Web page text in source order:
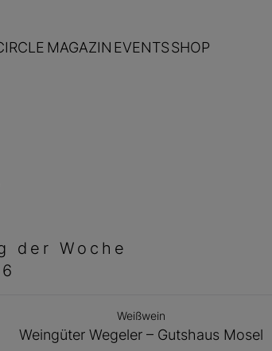
MAGAZIN EVENTSSHOP
der Woche
Weißwein
Weingüter Wegeler – Gutshaus Mosel